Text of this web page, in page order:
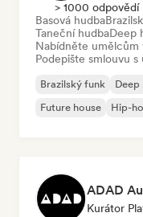
> 1000 odpovědí
Basová hudba
Taneční hudbaDeep
Nabídněte umělcům
Podepište smlouvu
Brazilský funk Deep
Future house
Hip-
ADAD
Kurátor